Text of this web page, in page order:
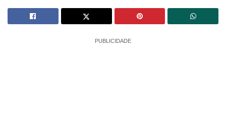
PUBLICIDADE